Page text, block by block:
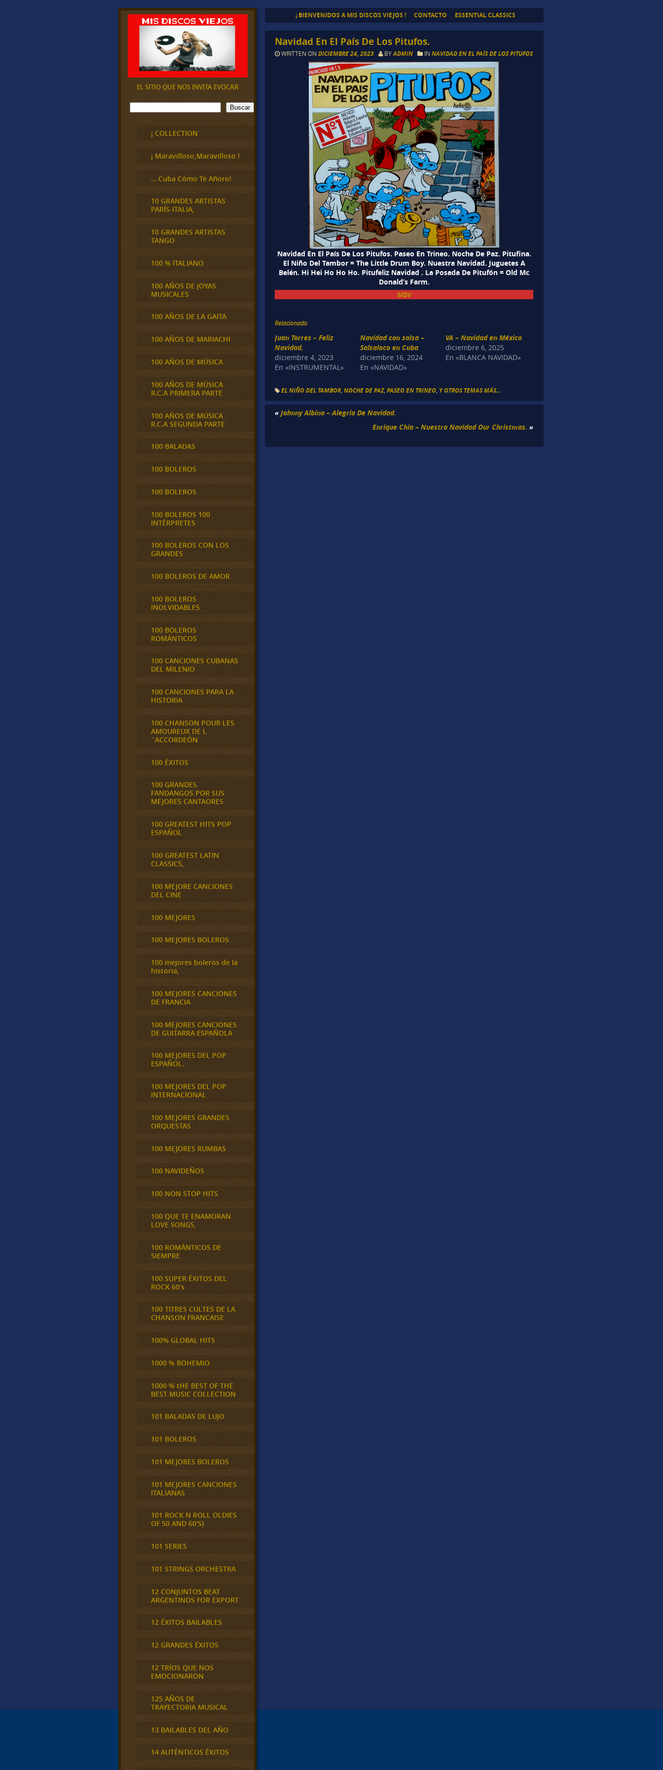
¡ BIENVENIDOS A MIS DISCOS VIEJOS ! CONTACTO ESSENTIAL CLASSICS
Navidad En El País De Los Pitufos.
WRITTEN ONDICIEMBRE 24, 2023 BYADMIN INNAVIDAD EN EL PAÍS DE LOS PITUFOS
Navidad En El País De Los Pitufos. Paseo En Trineo. Noche De Paz. Pitufina.
El Niño Del Tambor = The Little Drum Boy. Nuestra Navidad. Juguetes A
Belén. Hi Hei Ho Ho Ho. Pitufeliz Navidad . La Posada De Pitufón = Old Mc
Donald’s Farm.
MDV
Relacionado
Juan Torres – Feliz
Navidad.
diciembre 4, 2023
En «INSTRUMENTAL»
Navidad con salsa –
Salsaloco en Cuba
diciembre 16, 2024
En «NAVIDAD»
VA – Navidad en México
diciembre 6, 2025
En «BLANCA NAVIDAD»
EL NIÑO DEL TAMBOR ,NOCHE DE PAZ,PASEO EN TRINEO Y OTROS TEMAS MÁS...
«Johnny Albino – Alegría De Navidad.
Enrique Chia – Nuestra Navidad Our Christmas. »
EL SITIO QUE NOS INVITA EVOCAR
B
u
Buscar
¡ COLLECTION
¡ Maravilloso,Maravilloso !
… Cuba Cómo Te Añoro!
10 GRANDES ARTISTAS
PARÍS-ITALIA,
10 GRANDES ARTISTAS
TANGO
100 % ITALIANO
100 AÑOS DE JOYAS
MUSICALES
100 AÑOS DE LA GAITA
100 AÑOS DE MARIACHI
100 AÑOS DE MÚSICA
100 AÑOS DE MÚSICA
R.C.A PRIMERA PARTE
100 AÑOS DE MÚSICA
R.C.A SEGUNDA PARTE
100 BALADAS
100 BOLEROS
100 BOLEROS
100 BOLEROS 100
INTÉRPRETES
100 BOLEROS CON LOS
GRANDES
100 BOLEROS DE AMOR
100 BOLEROS
INOLVIDABLES
100 BOLEROS
ROMÁNTICOS
100 CANCIONES CUBANAS
DEL MILENIO
100 CANCIONES PARA LA
HISTORIA
100 CHANSON POUR LES
AMOUREUX DE L
´ACCORDEÓN
100 ÉXITOS
100 GRANDES
FANDANGOS POR SUS
MEJORES CANTAORES
100 GREATEST HITS POP
ESPAÑOL
100 GREATEST LATIN
CLASSICS,
100 MEJORE CANCIONES
DEL CINE
100 MEJORES
100 MEJORES BOLEROS
100 mejores boleros de la
historia,
100 MEJORES CANCIONES
DE FRANCIA
100 MEJORES CANCIONES
DE GUITARRA ESPAÑOLA
100 MEJORES DEL POP
ESPAÑOL.
100 MEJORES DEL POP
INTERNACIONAL
100 MEJORES GRANDES
ORQUESTAS
100 MEJORES RUMBAS
100 NAVIDEÑOS
100 NON STOP HITS
100 QUE TE ENAMORAN
LOVE SONGS,
100 ROMÁNTICOS DE
SIEMPRE
100 SUPER ÉXITOS DEL
ROCK 60's
100 TITRES CULTES DE LA
CHANSON FRANCAISE
100% GLOBAL HITS
1000 % BOHEMIO
1000 % tHE BEST OF THE
BEST MUSIC COLLECTION
101 BALADAS DE LUJO
101 BOLEROS
101 MEJORES BOLEROS
101 MEJORES CANCIONES
ITALIANAS
101 ROCK N ROLL OLDIES
OF 50 AND 60'S}
101 SERIES
101 STRINGS ORCHESTRA
12 CONJUNTOS BEAT
ARGENTINOS FOR EXPORT
12 ÉXITOS BAILABLES
12 GRANDES ÉXITOS
12 TRÍOS QUE NOS
EMOCIONARON
125 AÑOS DE
TRAYECTORIA MUSICAL
13 BAILABLES DEL AÑO
14 AUTÉNTICOS ÉXITOS